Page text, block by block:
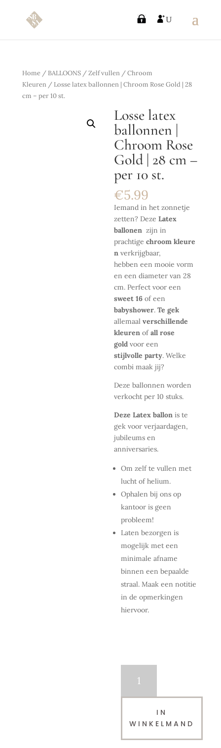
Home/ BALLOONS/Zelf vullen/Chroom
Kleuren/ Losse latex ballonnen | Chroom Rose Gold | 28
cm – per 10 st.
Losse latex
ballonnen |
Chroom Rose
Gold | 28 cm –
per 10 st.
€5.99
Iemand in het zonnetje
zetten? DezeLatex
ballonen zijn in
prachtigechroom kleure
n verkrijgbaar,
hebben een mooie vorm
en een diameter van 28
cm. Perfect voor een
sweet 16 of een
babyshower.Te gek
allemaalverschillende
kleuren ofall rose
gold voor een
stijlvolle party. Welke
combi maak jij?
Deze ballonnen worden
verkocht per 10 stuks.
Deze Latex ballonis te
gek voor verjaardagen,
jubileums en
anniversaries.
Om zelf te vullen met
lucht of helium.
Ophalen bij ons op
kantoor is geen
probleem!
Laten bezorgen is
mogelijk met een
minimale afname
binnen een bepaalde
straal. Maak een notitie
in de opmerkingen
hiervoor.
Rose
Gold
IN
WINKELMAND